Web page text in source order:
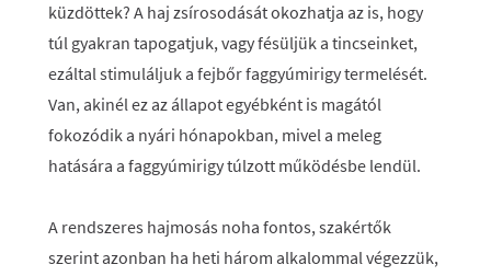
küzdöttek? A haj zsírosodását okozhatja az is, hogy
túl gyakran tapogatjuk, vagy fésüljük a tincseinket,
ezáltal stimuláljuk a fejbőr faggyúmirigy termelését.
Van, akinél ez az állapot egyébként is magától
fokozódik a nyári hónapokban, mivel a meleg
hatására a faggyúmirigy túlzott működésbe lendül.
A rendszeres hajmosás noha fontos, szakértők
szerint azonban ha heti három alkalommal végezzük,